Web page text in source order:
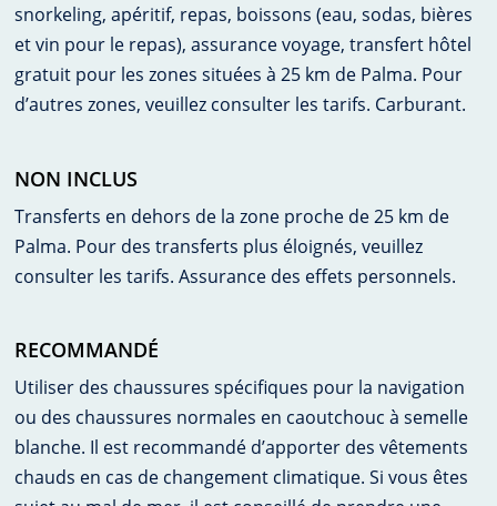
snorkeling, apéritif, repas, boissons (eau, sodas, bières
et vin pour le repas), assurance voyage, transfert hôtel
gratuit pour les zones situées à 25 km de Palma. Pour
d’autres zones, veuillez consulter les tarifs. Carburant.
NON INCLUS
Transferts en dehors de la zone proche de 25 km de
Palma. Pour des transferts plus éloignés, veuillez
consulter les tarifs. Assurance des effets personnels.
RECOMMANDÉ
Utiliser des chaussures spécifiques pour la navigation
ou des chaussures normales en caoutchouc à semelle
blanche. Il est recommandé d’apporter des vêtements
chauds en cas de changement climatique. Si vous êtes